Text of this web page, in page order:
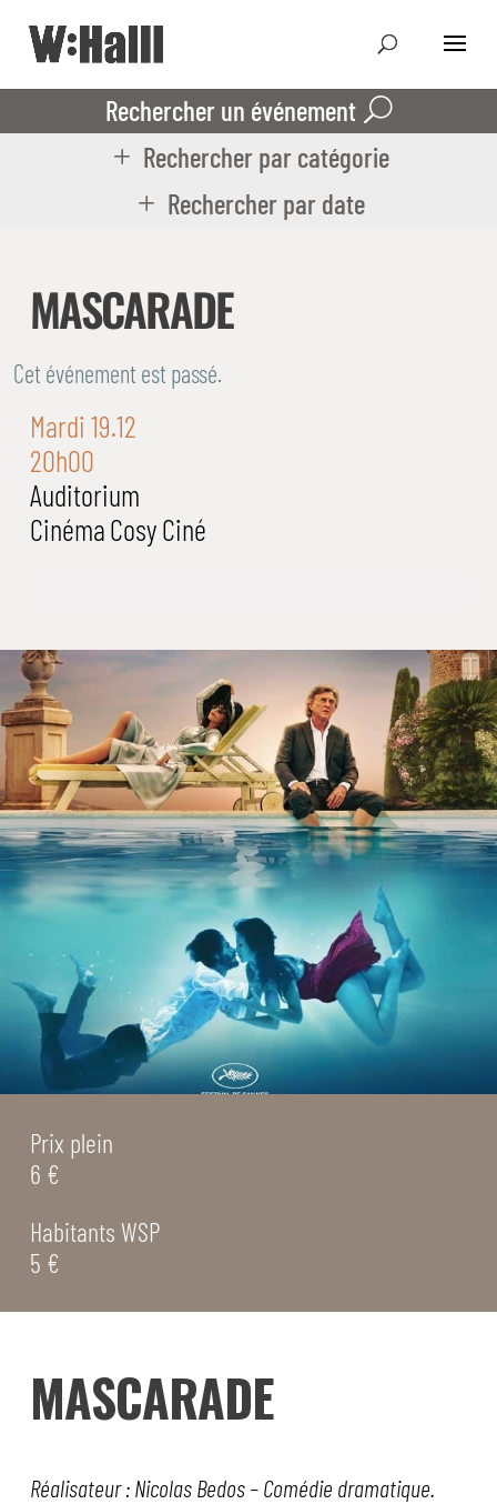
Rechercher un événement
Rechercher par catégorie
Rechercher par date
MASCARADE
Cet événement est passé.
Mardi 19.12
20h00
Auditorium
CinémaCosy Ciné
Prix plein
6 €
Habitants WSP
5 €
MASCARADE
Réalisateur : Nicolas Bedos – Comédie dramatique.